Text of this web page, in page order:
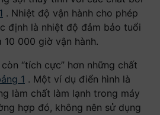
. Nhiệt độ vận hành cho phép
định là nhiệt độ đảm bảo tuổi
000 giờ vận hành.
“tích cực” hơn những chất
1 . Một ví dụ điển hình là
làm chất làm lạnh trong máy
hợp đó, không nên sử dụng